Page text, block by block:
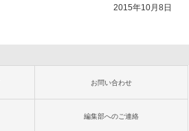
2015年10月8日
お問い合わせ
編集部へのご連絡